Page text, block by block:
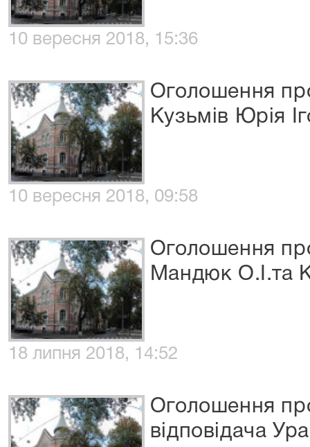
10 вересня 2018, 15:36
Оголошення
Кузьмів Юрія
10 вересня 2018, 09:58
Оголошення
Мандюк О.І.та
18 липня 2018, 14:52
Оголошення
відповідача